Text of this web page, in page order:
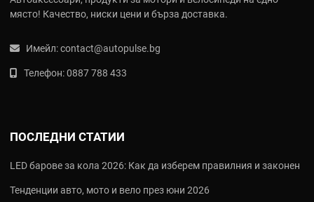
място! Качество, ниски цени и бърза доставка.
Имейл:contact@autopulse.bg
Телефон:0887 788 433
ПОСЛЕДНИ СТАТИИ
LED барове за кола 2026: Как да изберем правилния и законен
Тенденции авто, мото и вело през юни 2026